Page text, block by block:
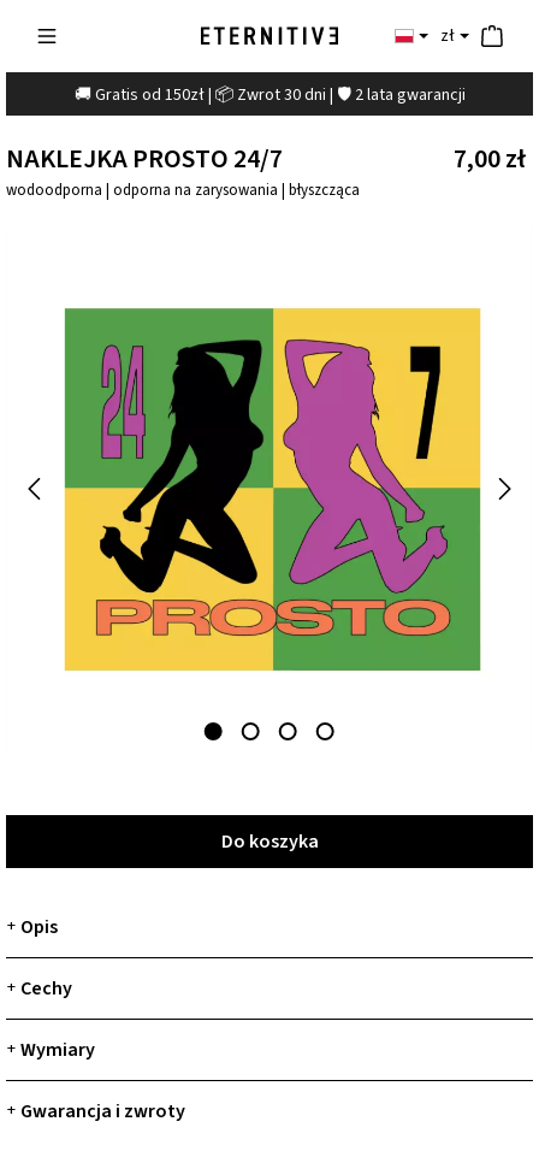
zł
🚚 Gratis od 150zł | 📦 Zwrot 30 dni | 🛡️ 2 lata gwarancji
NAKLEJKA PROSTO 24/7
wodoodporna | odporna na zarysowania | błyszcząca
7,00 zł
Do koszyka
Do koszyka
+ Opis
+ Cechy
+ Wymiary
+ Gwarancja i zwroty